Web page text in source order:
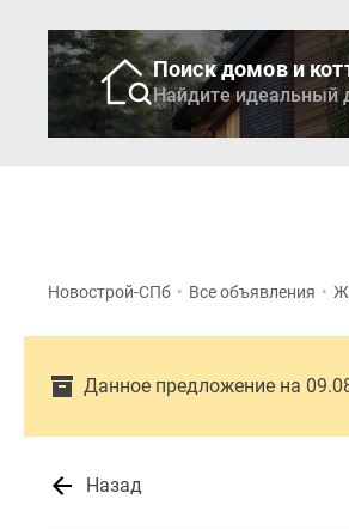
Поиск домов и
Найдите идеальный
Новострой-СПб • Все объявления •
Данное предложение на
Назад